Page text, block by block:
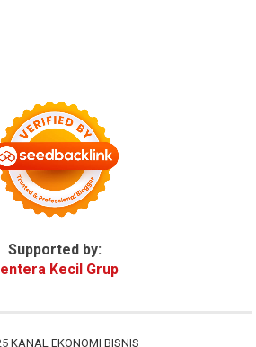
Supported by:
Kecil Grup
KANAL EKONOMI BISNIS